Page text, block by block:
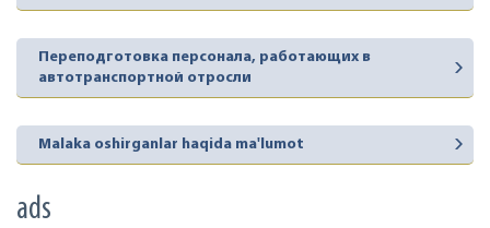
Переподготовка персонала, работающих в
автотранспортной отросли
Malaka oshirganlar haqida ma'lumot
ads